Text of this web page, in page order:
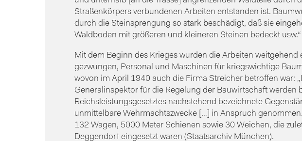
Straßenkörpers verbundenen Arbeiten entstanden ist.
durch die Steinsprengung so stark beschädigt, daß sie
Waldboden mit größeren und kleineren Steinen bedeckt usw.“
Mit dem Beginn des Krieges wurden die Arbeiten weitgehend
gezwungen, Personal und Maschinen für kriegswichtige
wovon im April 1940 auch die Firma Streicher betroffen war:
Generalinspektor für die Regelung der Bauwirtschaft werden
Reichsleistungsgesetztes nachstehend bezeichnete
unmittelbare Wehrmachtszwecke […] in Anspruch
132 Wagen, 5000 Meter Schienen sowie 30 Weichen, die
Deggendorf eingesetzt waren (Staatsarchiv München).